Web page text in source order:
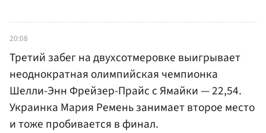
20:08
Третий забег на двухсотмеровке выигрывает
неоднократная олимпийская чемпионка
Шелли-Энн Фрейзер-Прайс с Ямайки — 22,54.
Украинка Мария Ремень занимает второе место
и тоже пробивается в финал.